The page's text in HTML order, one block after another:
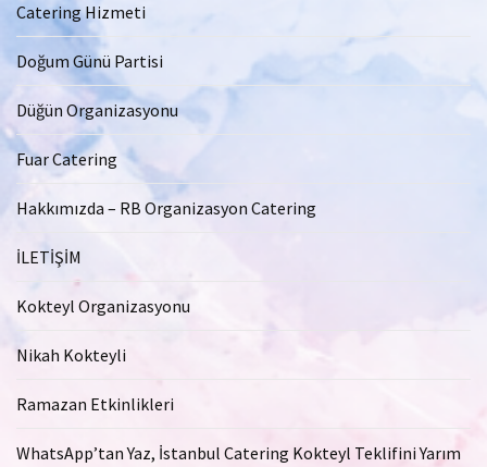
Catering Hizmeti
Doğum Günü Partisi
Düğün Organizasyonu
Fuar Catering
Hakkımızda – RB Organizasyon Catering
İLETİŞİM
Kokteyl Organizasyonu
Nikah Kokteyli
Ramazan Etkinlikleri
WhatsApp’tan Yaz, İstanbul Catering Kokteyl Teklifini Yarım